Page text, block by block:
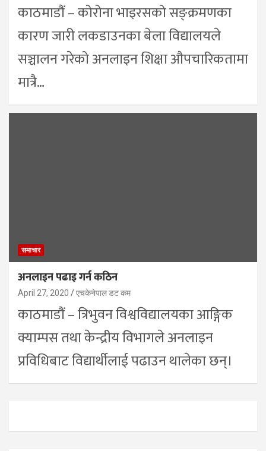
काठमाडौं – कोरोना भाइरसको सङ्क्रमणका
कारण जारी लकडाउनका बेला विद्यालयले
सञ्चालन गरेको अनलाइन शिक्षा औपचारिकतामा
मात्रै…
समाचार
अनलाइन पढाइ गर्न कठिन
April 27, 2020 एचकेनेपाल डट कम
काठमाडौं – त्रिभुवन विश्वविद्यालयका आङ्गिक
क्याम्पस तथा केन्द्रीय विभागले अनलाइन
प्रविधिबाट विद्यार्थीलाई पढाउन थालेका छन्।